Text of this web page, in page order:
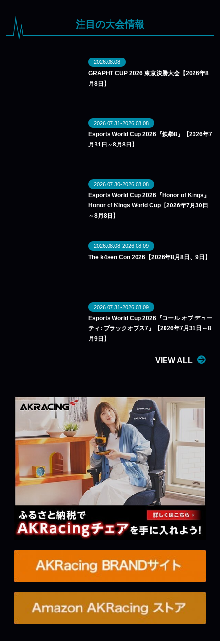
注目の大会情報
2026.08.08
GRAPHT CUP 2026 東京決勝大会【2026年8
月8日】
2026.07.31-2026.08.08
Esports World Cup 2026『鉄拳8』【2026年7
月31日～8月8日】
2026.07.30-2026.08.08
Esports World Cup 2026『Honor of Kings』
Honor of Kings World Cup【2026年7月30日
～8月8日】
2026.08.08-2026.08.09
The k4sen Con 2026【2026年8月8日、9日】
2026.07.31-2026.08.09
Esports World Cup 2026『コール オブ デュー
ティ: ブラックオプス7』【2026年7月31日～8
月9日】
VIEW ALL